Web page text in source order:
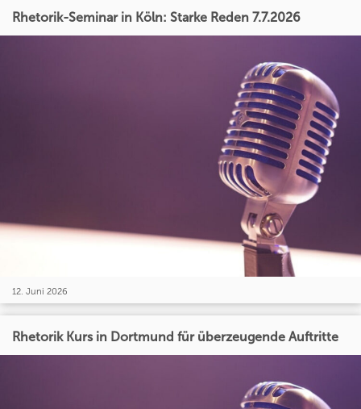
Rhetorik-Seminar in Köln: Starke Reden 7.7.2026
12. Juni 2026
Rhetorik Kurs in Dortmund für überzeugende Auftritte